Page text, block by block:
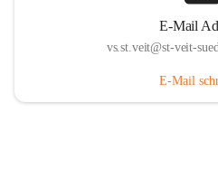
E-Mail
vs.st.veit@st-veit-
E-Mail